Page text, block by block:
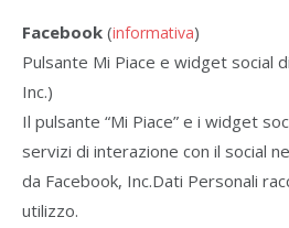
Facebook (informativa)
Pulsante Mi Piace e widget social
Inc.)
Il pulsante “Mi Piace” e i widget
servizi di interazione con il social
da Facebook, Inc.Dati Personali
utilizzo.